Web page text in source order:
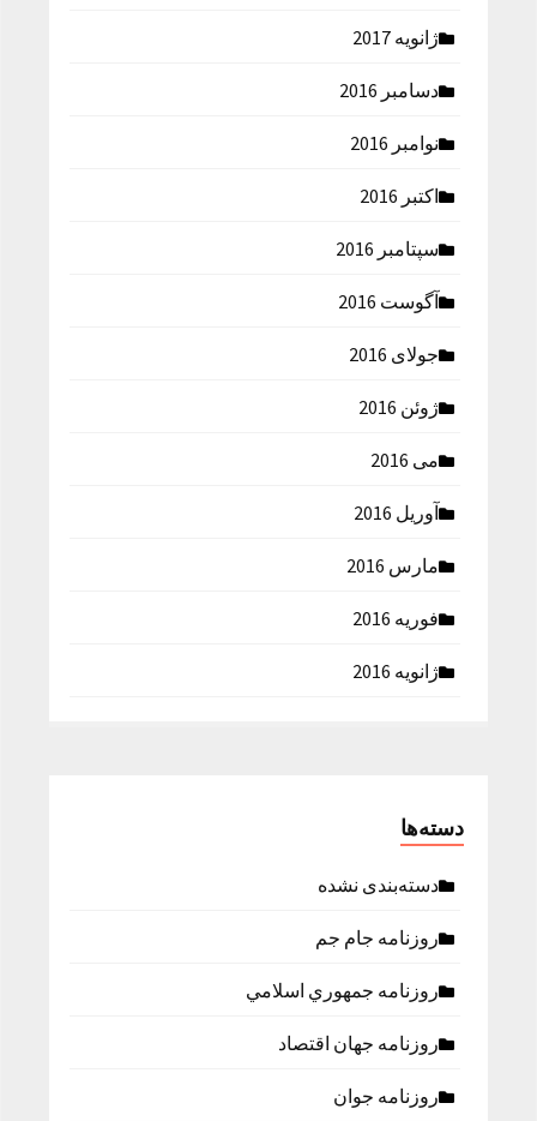
ژانویه 2017
دسامبر 2016
نوامبر 2016
اکتبر 2016
سپتامبر 2016
آگوست 2016
جولای 2016
ژوئن 2016
می 2016
آوریل 2016
مارس 2016
فوریه 2016
ژانویه 2016
دسته‌ها
دسته‌بندی نشده
روزنامه جام جم
روزنامه جمهوري اسلامي
روزنامه جهان اقتصاد
روزنامه جوان